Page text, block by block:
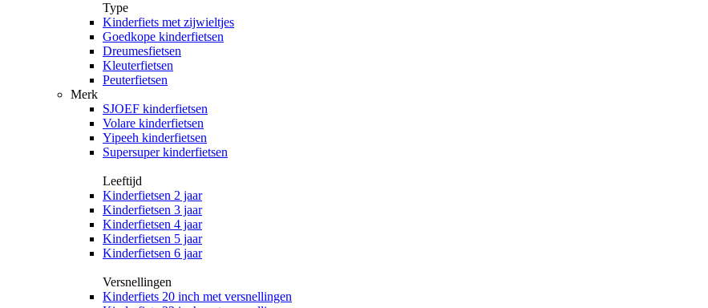
Type
Kinderfiets met zijwieltjes
Goedkope kinderfietsen
Dreumesfietsen
Kleuterfietsen
Peuterfietsen
Merk
SJOEF kinderfietsen
Volare kinderfietsen
Yipeeh kinderfietsen
Supersuper kinderfietsen
Leeftijd
Kinderfietsen 2 jaar
Kinderfietsen 3 jaar
Kinderfietsen 4 jaar
Kinderfietsen 5 jaar
Kinderfietsen 6 jaar
Versnellingen
Kinderfiets 20 inch met versnellingen